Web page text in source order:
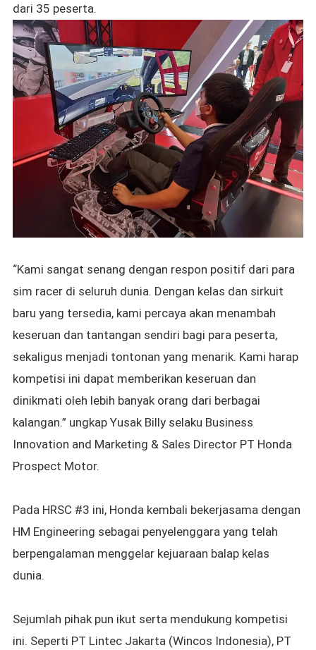
dari 35 peserta.
“Kami sangat senang dengan respon positif dari para
sim racer di seluruh dunia. Dengan kelas dan sirkuit
baru yang tersedia, kami percaya akan menambah
keseruan dan tantangan sendiri bagi para peserta,
sekaligus menjadi tontonan yang menarik. Kami harap
kompetisi ini dapat memberikan keseruan dan
dinikmati oleh lebih banyak orang dari berbagai
kalangan.” ungkap Yusak Billy selaku Business
Innovation and Marketing & Sales Director PT Honda
Prospect Motor.
Pada HRSC #3 ini, Honda kembali bekerjasama dengan
HM Engineering sebagai penyelenggara yang telah
berpengalaman menggelar kejuaraan balap kelas
dunia.
Sejumlah pihak pun ikut serta mendukung kompetisi
ini. Seperti PT Lintec Jakarta (Wincos Indonesia), PT